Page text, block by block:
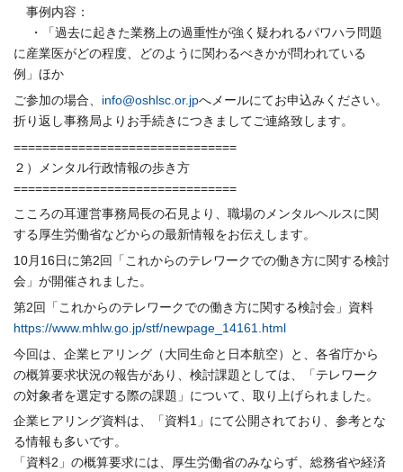
事例内容：
・「過去に起きた業務上の過重性が強く疑われるパワハラ問題
に産業医がどの程度、どのように関わるべきかが問われている
例」ほか
ご参加の場合、 info@oshlsc.or.jpへ メールにてお申込みください。
折り返し事務局よりお手続きにつきましてご連絡致します。
===============================
２）メンタル行政情報の歩き方
===============================
こころの耳運営事務局長の石見より、 職場のメンタルヘルスに関
する厚生労働省などからの最新情報をお伝えします。
10月16日に第2回「 これからのテレワークでの働き方に関する検討
会」 が開催されました。
第2回「これからのテレワークでの働き方に関する検討会」資料
https://www.mhlw.go.jp/stf/newpage_14161.html
今回は、企業ヒアリング（大同生命と日本航空）と、 各省庁から
の概算要求状況の報告があり、検討課題としては、「テレワーク
の対象者を選定する際の課題」について、 取り上げられました。
企業ヒアリング資料は、「資料1」にて公開されており、 参考とな
る情報も多いです。
「資料2」の概算要求には、厚生労働省のみならず、 総務省や経済